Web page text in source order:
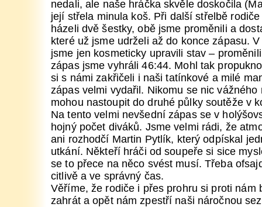
nedali, ale naše hráčka skvěle doskočila
její střela minula koš. Při další střelbě
házeli dvě šestky, obě jsme proměnili a
které už jsme udrželi až do konce zápasu.
jsme jen kosmeticky upravili stav –
zápas jsme vyhráli 46:44. Mohl tak
si s námi zakřičeli i naši tatínkové a milé
zápas velmi vydařil. Nikomu se nic vážného
mohou nastoupit do druhé půlky soutěže v
Na tento velmi nevšední zápas se v
hojný počet diváků. Jsme velmi rádi, že
ani rozhodčí Martin Pytlík, který odpískal
utkání. Někteří hráči od soupeře si sice
se to přece na něco svést musí. Třeba
citlivě a ve správný čas.
Věříme, že rodiče i přes prohru si proti nám
zahrát a opět nám zpestří naši náročnou